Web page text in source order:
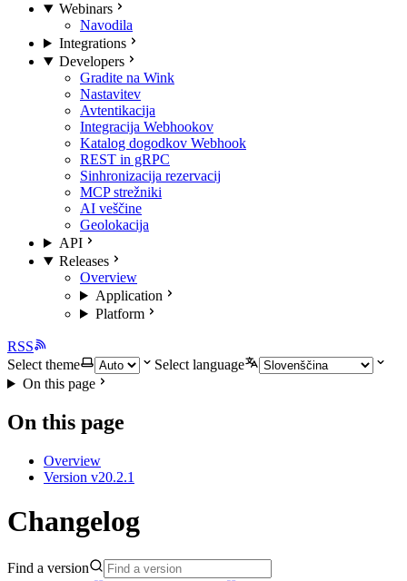
Webinars
Navodila
Integrations
Developers
Gradite na Wink
Nastavitev
Avtentikacija
Integracija Webhookov
Katalog dogodkov Webhook
REST in gRPC
Sinhronizacija rezervacij
MCP strežniki
AI veščine
Geolokacija
API
Releases
Overview
Application
Platform
RSS
Select theme
Select language
On this page
On this page
Overview
Version v20.2.1
Changelog
Find a version